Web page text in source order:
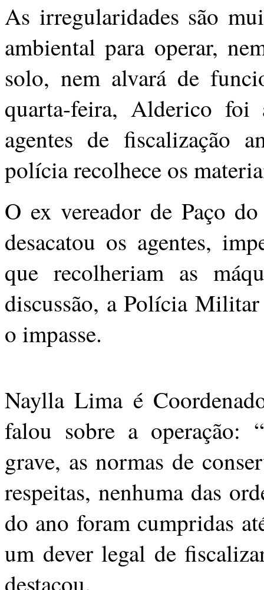
As irregularidades são
ambiental para operar,
solo, nem alvará de
quarta-feira, Alderico foi
agentes de fiscalização
polícia recolhece os
O ex vereador de Paço
desacatou os agentes,
que recolheriam as
discussão, a Polícia
o impasse.
Naylla Lima é
falou sobre a operação:
grave, as normas de
respeitas, nenhuma das
do ano foram cumpridas
um dever legal de
destacou.